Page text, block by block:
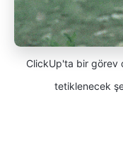
ClickUp'ta bir görev
tetiklenecek